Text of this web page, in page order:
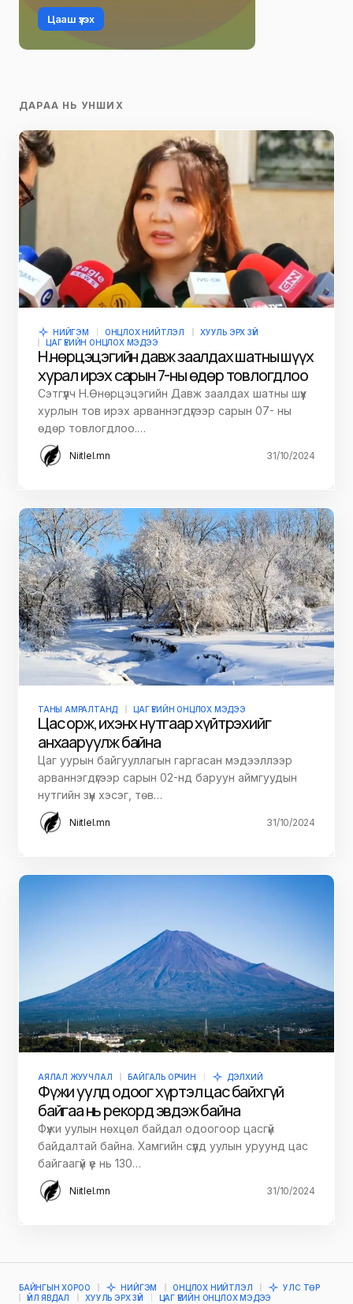
Цааш үзэх
ДАРАА НЬ УНШИХ
НИЙГЭМ ОНЦЛОХ НИЙТЛЭЛ
ХУУЛЬ ЭРХ ЗҮЙ
ЦАГ ҮЕИЙН ОНЦЛОХ МЭДЭЭ
Н.Өнөрцэцэгийн давж заалдах шатны шүүх
хурал ирэх сарын 7-ны өдөр товлогдлоо
Сэтгүүлч Н.Өнөрцэцэгийн Давж заалдах шатны шүүх
хурлын тов ирэх арваннэгдүгээр сарын 07- ны
өдөр товлогдлоо.…
Niitlel.mn 31/10/2024
ТАНЫ АМРАЛТАНД ЦАГ ҮЕИЙН ОНЦЛОХ МЭДЭЭ
Цас орж, ихэнх нутгаар хүйтрэхийг
анхааруулж байна
Цаг уурын байгууллагын гаргасан мэдээллээр
арваннэгдүгээр сарын 02-нд баруун аймгуудын
нутгийн зүүн хэсэг, төв…
Niitlel.mn 31/10/2024
АЯЛАЛ ЖУУЧЛАЛ БАЙГАЛЬ ОРЧИН ДЭЛХИЙ
Фүжи уулд одоог хүртэл цас байхгүй
байгаа нь рекорд эвдэж байна
Фүжи уулын нөхцөл байдал одоогоор цасгүй
байдалтай байна. Хамгийн сүүлд уулын уруунд цас
байгаагүй үе нь 130…
Niitlel.mn 31/10/2024
БАЙНГЫН ХОРОО НИЙГЭМ ОНЦЛОХ НИЙТЛЭЛ
УЛС ТӨР
ҮЙЛ ЯВДАЛ
ХУУЛЬ ЭРХ ЗҮЙ ЦАГ ҮЕИЙН ОНЦЛОХ МЭДЭЭ